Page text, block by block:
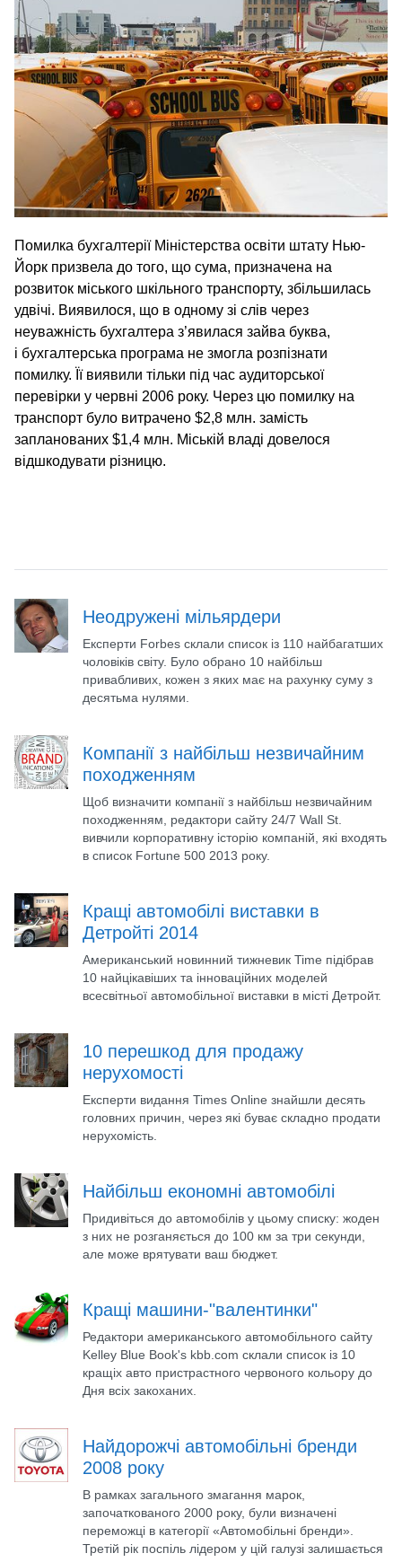
Помилка бухгалтерії Міністерства освіти штату Нью-
Йорк призвела до того, що сума, призначена на
розвиток міського шкільного транспорту, збільшилась
удвічі. Виявилося, що в одному зі слів через
неуважність бухгалтера з’явилася зайва буква,
і бухгалтерська програма не змогла розпізнати
помилку. Її виявили тільки під час аудиторської
перевірки у червні 2006 року. Через цю помилку на
транспорт було витрачено $2,8 млн. замість
запланованих $1,4 млн. Міській владі довелося
відшкодувати різницю.
Неодружені мільярдери
Експерти Forbes склали список із 110 найбагатших
чоловіків світу. Було обрано 10 найбільш
привабливих, кожен з яких має на рахунку суму з
десятьма нулями.
Компанії з найбільш незвичайним
походженням
Щоб визначити компанії з найбільш незвичайним
походженням, редактори сайту 24/7 Wall St.
вивчили корпоративну історію компаній, які входять
в список Fortune 500 2013 року.
Кращі автомобілі виставки в
Детройті 2014
Американський новинний тижневик Time підібрав
10 найцікавіших та інноваційних моделей
всесвітньої автомобільної виставки в місті Детройт.
10 перешкод для продажу
нерухомості
Експерти видання Times Online знайшли десять
головних причин, через які буває складно продати
нерухомість.
Найбільш економні автомобілі
Придивіться до автомобілів у цьому списку: жоден
з них не розганяється до 100 км за три секунди,
але може врятувати ваш бюджет.
Кращі машини-"валентинки"
Редактори американського автомобільного сайту
Kelley Blue Book's kbb.com склали список із 10
кращіх авто пристрастного червоного кольору до
Дня всіх закоханих.
Найдорожчі автомобільні бренди
2008 року
В рамках загального змагання марок,
започаткованого 2000 року, були визначені
переможці в категорії «Автомобільні бренди».
Третій рік поспіль лідером у цій галузі залишається